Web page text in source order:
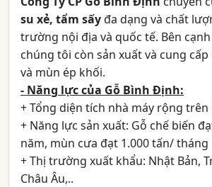
su xẻ, tẩm sấyđa dạng và chất
trường nội địa và quốc tế. Bên
chúng tôi còn sản xuất và cung
và mùn ép khối.
- Năng lực của Gỗ Bình Định:
+ Tổng diện tích nhà máy rộng trên
+ Năng lực sản xuất: Gỗ chế biến
năm, mùn cưa đạt 1.000 tấn/ tháng
+ Thị trường xuất khẩu: Nhật Bản,
Châu Âu,..